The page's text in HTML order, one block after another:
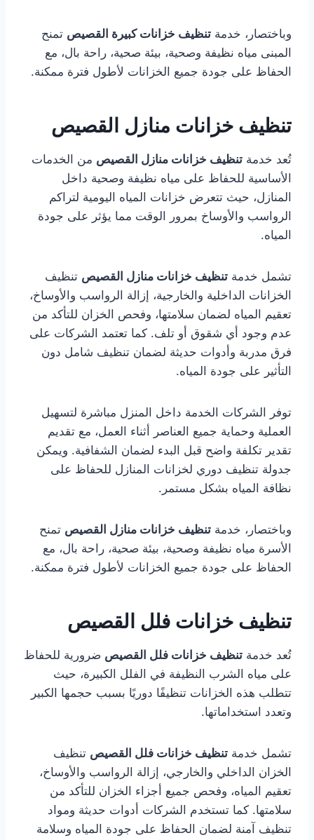
وباختصار، خدمة تنظيف خزانات كبيرة القصيص تمنح
المبنى مياه نظيفة وصحية، بيئة صحية، راحة بال، مع
الحفاظ على جودة جميع الخزانات لأطول فترة ممكنة.
تنظيف خزانات منازل القصيص
تُعد خدمة تنظيف خزانات منازل القصيص من الخدمات
الأساسية للحفاظ على مياه نظيفة وصحية داخل
المنازل، حيث تتعرض خزانات المياه اليومية لتراكم
الرواسب والأوساخ بمرور الوقت مما يؤثر على جودة
المياه.
تشمل خدمة تنظيف خزانات منازل القصيص تنظيف
الخزانات الداخلية والخارجية، إزالة الرواسب والأوساخ،
تعقيم المياه لضمان سلامتها، وفحص الخزان للتأكد من
عدم وجود أي شقوق أو تلف. كما تعتمد الشركات على
فرق مدربة وأدوات حديثة لضمان تنظيف شامل دون
التأثير على جودة المياه.
توفر الشركات الخدمة داخل المنزل مباشرة لتسهيل
العملية وحماية جميع العناصر أثناء العمل، مع تقديم
تقدير تكلفة واضح قبل البدء لضمان الشفافية. ويمكن
جدولة تنظيف دوري لخزانات المنازل للحفاظ على
نظافة المياه بشكل مستمر.
وباختصار، خدمة تنظيف خزانات منازل القصيص تمنح
الأسرة مياه نظيفة وصحية، بيئة صحية، راحة بال، مع
الحفاظ على جودة جميع الخزانات لأطول فترة ممكنة.
تنظيف خزانات فلل القصيص
تُعد خدمة تنظيف خزانات فلل القصيص ضرورية للحفاظ
على مياه الشرب النظيفة في الفلل الكبيرة، حيث
تتطلب هذه الخزانات تنظيفًا دوريًا بسبب حجمها الكبير
وتعدد استخداماتها.
تشمل خدمة تنظيف خزانات فلل القصيص تنظيف
الخزان الداخلي والخارجي، إزالة الرواسب والأوساخ،
تعقيم المياه، وفحص جميع أجزاء الخزان للتأكد من
سلامتها. كما تستخدم الشركات أدوات حديثة ومواد
تنظيف آمنة لضمان الحفاظ على جودة المياه وسلامة